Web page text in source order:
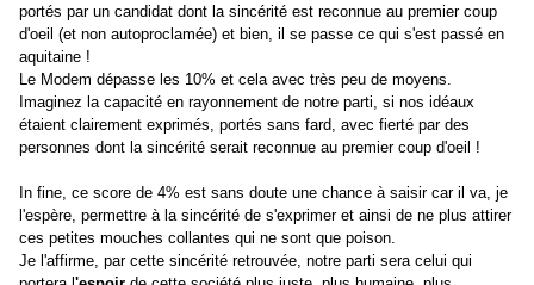
portés par un candidat dont la sincérité est reconnue au premier coup
d'oeil (et non autoproclamée) et bien, il se passe ce qui s'est passé en
aquitaine !
Le Modem dépasse les 10% et cela avec très peu de moyens.
Imaginez la capacité en rayonnement de notre parti, si nos idéaux
étaient clairement exprimés, portés sans fard, avec fierté par des
personnes dont la sincérité serait reconnue au premier coup d'oeil !
In fine, ce score de 4% est sans doute une chance à saisir car il va, je
l'espère, permettre à la sincérité de s'exprimer et ainsi de ne plus attirer
ces petites mouches collantes qui ne sont que poison.
Je l'affirme, par cette sincérité retrouvée, notre parti sera celui qui